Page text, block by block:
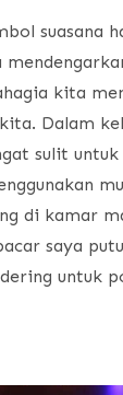
suasana
kita
Dalam
sulit untuk
di kamar
saya
untuk